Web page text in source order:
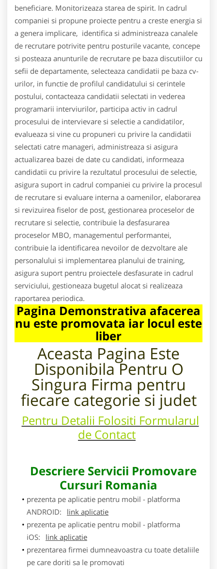
beneficiare. Monitorizeaza starea de spirit. In cadrul
companiei si propune proiecte pentru a creste energia si
a genera implicare, identifica si administreaza canalele
de recrutare potrivite pentru posturile vacante, concepe
si posteaza anunturile de recrutare pe baza discutiilor cu
sefii de departamente, selecteaza candidatii pe baza cv-
urilor, in functie de profilul candidatului si cerintele
postului, contacteaza candidatii selectati in vederea
programarii interviurilor, participa activ in cadrul
procesului de intervievare si selectie a candidatilor,
evalueaza si vine cu propuneri cu privire la candidatii
selectati catre manageri, administreaza si asigura
actualizarea bazei de date cu candidati, informeaza
candidatii cu privire la rezultatul procesului de selectie,
asigura suport in cadrul companiei cu privire la procesul
de recrutare si evaluare interna a oamenilor, elaborarea
si revizuirea fiselor de post, gestionarea proceselor de
recrutare si selectie, contribuie la desfasurarea
proceselor MBO, managementul performantei,
contribuie la identificarea nevoilor de dezvoltare ale
personalului si implementarea planului de training,
asigura suport pentru proiectele desfasurate in cadrul
serviciului, gestioneaza bugetul alocat si realizeaza
raportarea periodica.
Pagina Demonstrativa afacerea
nu este promovata iar locul este
liber
Aceasta Pagina Este
Disponibila Pentru O
Singura Firma pentru
fiecare categorie si judet
Pentru Detalii Folositi Formularul
de Contact
Descriere Servicii Promovare
Cursuri Romania
prezenta pe aplicatie pentru mobil - platforma
ANDROID:
link aplicatie
prezenta pe aplicatie pentru mobil - platforma
iOS:
link aplicatie
prezentarea firmei dumneavoastra cu toate detaliile
pe care doriti sa le promovati